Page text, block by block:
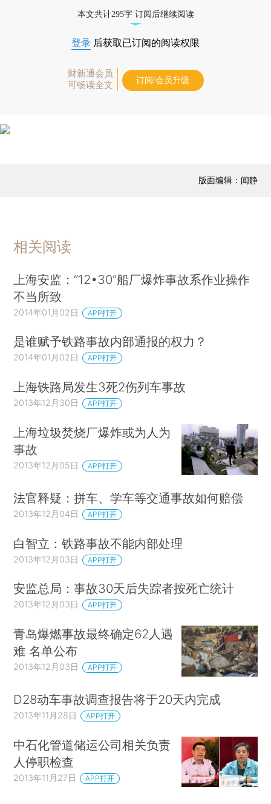
本文共计295字 订阅后继续阅读
登录 后获取已订阅的阅读权限
财新通会员
可畅读全文
订阅/会员升级
版面编辑：闻静
相关阅读
上海安监：“12•30”船厂爆炸事故系作业操作
不当所致
2014年01月02日 APP打开
是谁赋予铁路事故内部通报的权力？
2014年01月02日 APP打开
上海铁路局发生3死2伤列车事故
2013年12月30日 APP打开
上海垃圾焚烧厂爆炸或为人为
事故
2013年12月05日 APP打开
法官释疑：拼车、学车等交通事故如何赔偿
2013年12月04日 APP打开
白智立：铁路事故不能内部处理
2013年12月03日 APP打开
安监总局：事故30天后失踪者按死亡统计
2013年12月03日 APP打开
青岛爆燃事故最终确定62人遇
难 名单公布
2013年12月03日 APP打开
D28动车事故调查报告将于20天内完成
2013年11月28日 APP打开
中石化管道储运公司相关负责
人停职检查
2013年11月27日 APP打开